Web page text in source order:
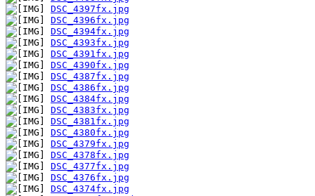
DSC_4397fx.jpg
DSC_4396fx.jpg
DSC_4394fx.jpg
DSC_4393fx.jpg
DSC_4391fx.jpg
DSC_4390fx.jpg
DSC_4387fx.jpg
DSC_4386fx.jpg
DSC_4384fx.jpg
DSC_4383fx.jpg
DSC_4381fx.jpg
DSC_4380fx.jpg
DSC_4379fx.jpg
DSC_4378fx.jpg
DSC_4377fx.jpg
DSC_4376fx.jpg
DSC_4374fx.jpg